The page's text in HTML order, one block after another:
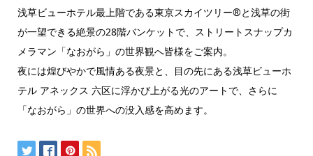
浅草ビューホテル最上階である東京スカイツリー®と浅草の街
が一望できる絶景の28階バンケットで、ストリートスナップカ
メラマン「なおがら」の世界観へ皆様をご案内。
夜には煌びやかで風情ある夜景と、目の先にある浅草ビューホ
テル アネックス 六区に浮かび上がる光のアートで、さらに
「なおがら」の世界への没入感を高めます。